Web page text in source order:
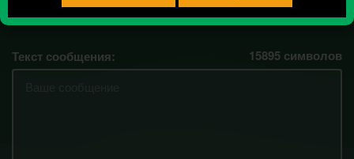
Текст сообщения: 15895 символов